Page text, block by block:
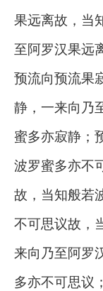
果远离故，当
至阿罗汉果远
预流向预流果
静，一来向乃
蜜多亦寂静；
波罗蜜多亦不
故，当知般若
不可思议故，
来向乃至阿罗
多亦不可思议